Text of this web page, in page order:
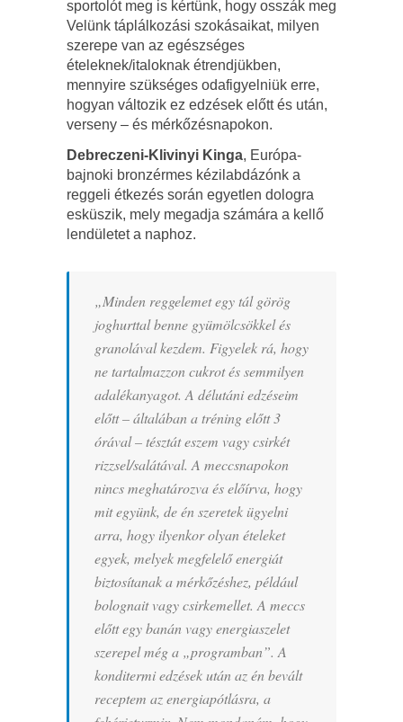
sportolót meg is kértünk, hogy osszák meg
Velünk táplálkozási szokásaikat, milyen
szerepe van az egészséges
ételeknek/italoknak étrendjükben,
mennyire szükséges odafigyelniük erre,
hogyan változik ez edzések előtt és után,
verseny – és mérkőzésnapokon.
Debreczeni-Klivinyi Kinga, Európa-
bajnoki bronzérmes kézilabdázónk a
reggeli étkezés során egyetlen dologra
esküszik, mely megadja számára a kellő
lendületet a naphoz.
„Minden reggelemet egy tál görög
joghurttal benne gyümölcsökkel és
granolával kezdem. Figyelek rá, hogy
ne tartalmazzon cukrot és semmilyen
adalékanyagot. A délutáni edzéseim
előtt – általában a tréning előtt 3
órával – tésztát eszem vagy csirkét
rizzsel/salátával. A meccsnapokon
nincs meghatározva és előírva, hogy
mit együnk, de én szeretek ügyelni
arra, hogy ilyenkor olyan ételeket
egyek, melyek megfelelő energiát
biztosítanak a mérkőzéshez, például
bolognait vagy csirkemellet. A meccs
előtt egy banán vagy energiaszelet
szerepel még a „programban”. A
konditermi edzések után az én bevált
receptem az energiapótlásra, a